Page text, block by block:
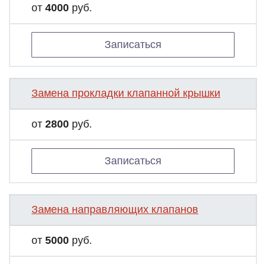
от 4000 руб.
Записаться
Замена прокладки клапанной крышки
от 2800 руб.
Записаться
Замена направляющих клапанов
от 5000 руб.